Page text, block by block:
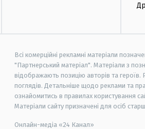
Всі комерційні рекламні матеріали
"Партнерський матеріал". Матеріали з
відображають позицію авторів та героїв.
поглядів. Детальніше щодо реклами та
ознайомитись в правилах користування
Матеріали сайту призначені для осіб
Онлайн-медіа «24 Канал»